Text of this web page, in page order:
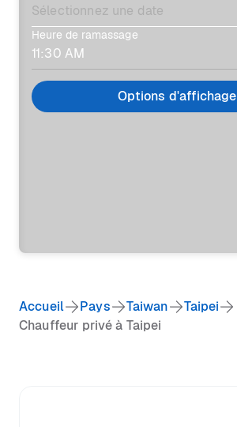
Heure de ramassage
Options d'affichage
Accueil Pays Taiwan
Taipei
Chauffeur privé à Taipei